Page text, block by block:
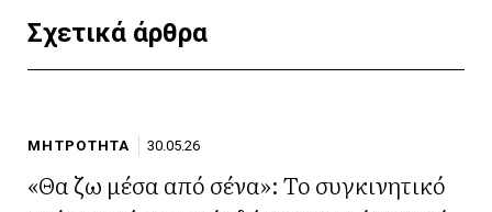
Σχετικά άρθρα
ΜΗΤΡΟΤΗΤΑ 30.05.26
«Θα ζω μέσα από σένα»: Το συγκινητικό